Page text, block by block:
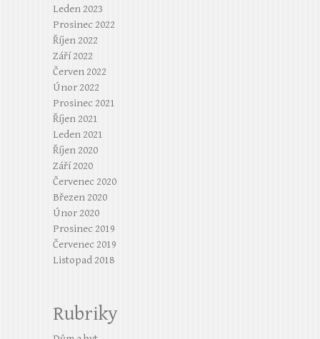
Leden 2023
Prosinec 2022
Říjen 2022
Září 2022
Červen 2022
Únor 2022
Prosinec 2021
Říjen 2021
Leden 2021
Říjen 2020
Září 2020
Červenec 2020
Březen 2020
Únor 2020
Prosinec 2019
Červenec 2019
Listopad 2018
Rubriky